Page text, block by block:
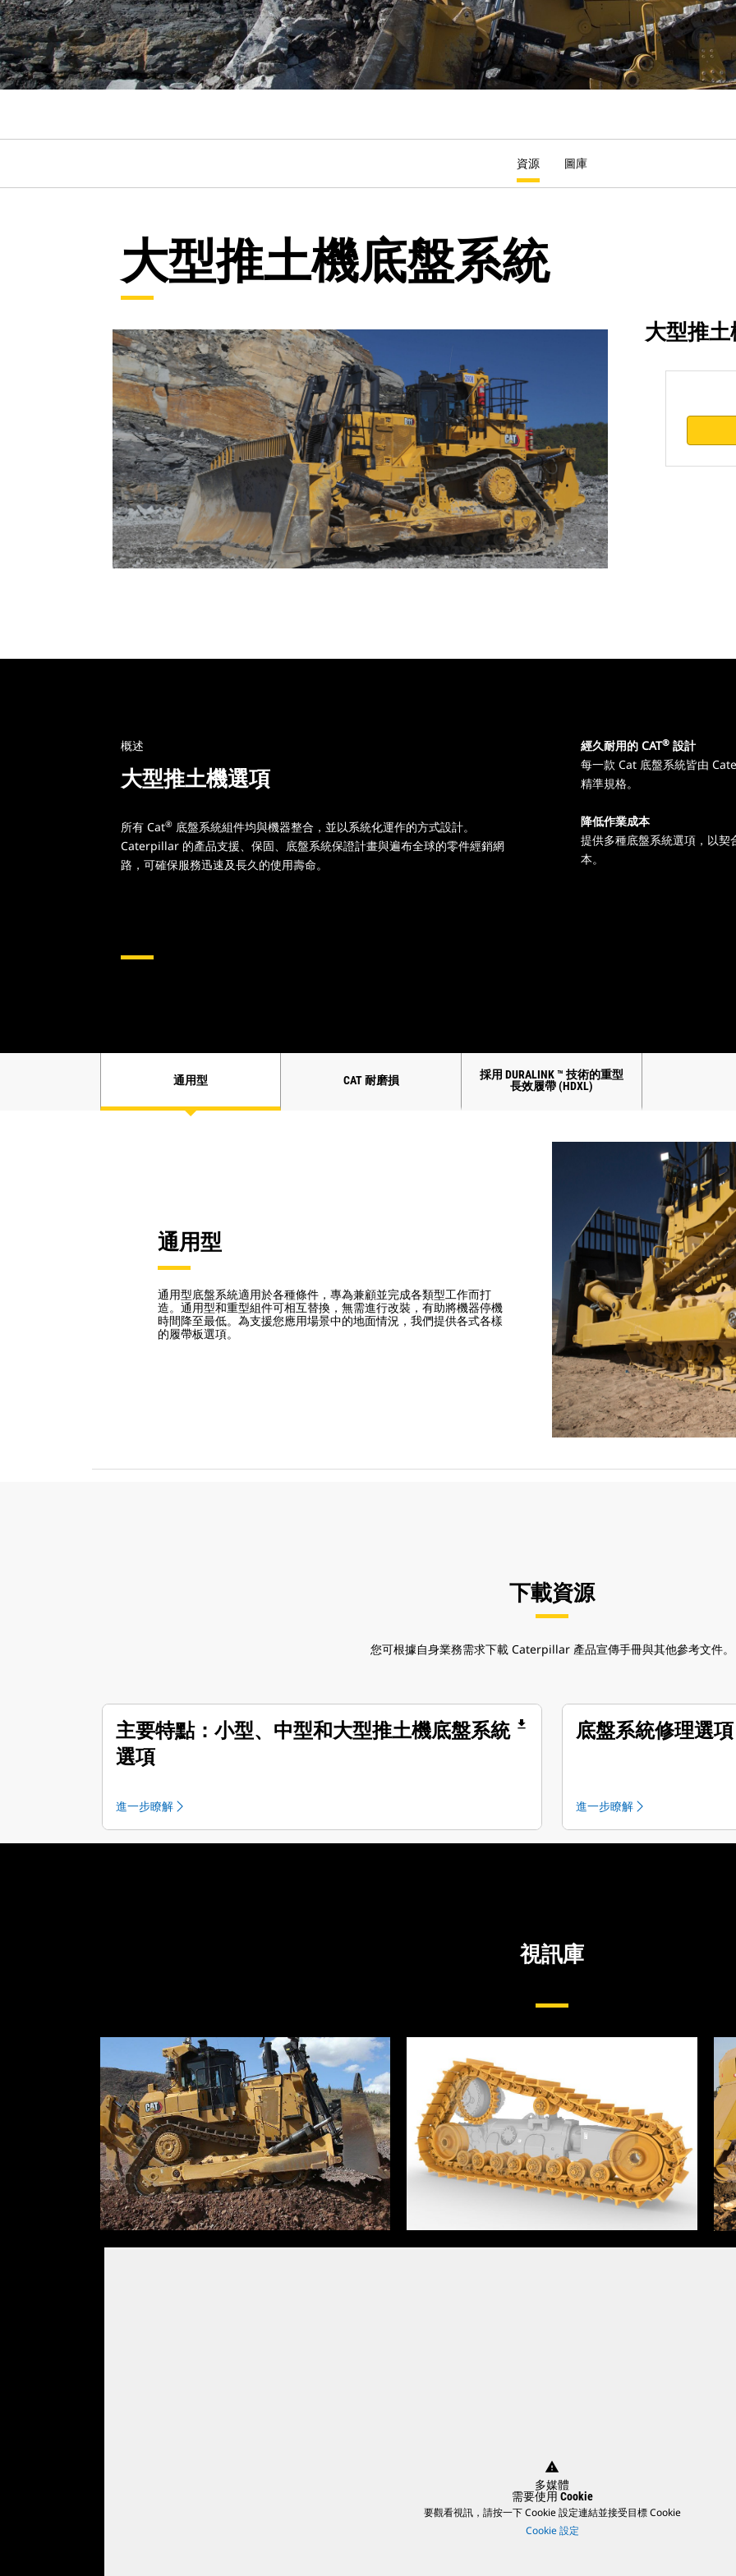
資源 圖庫
大型推土機底盤系統
大型推
概述
大型推土機選項
所有 Cat® 底盤系統組件均與機器整合，並以系統化運作的方式設計。
Caterpillar 的產品支援、保固、底盤系統保證計畫與遍布全球的零件經銷網
路，可確保服務迅速及長久的使用壽命。
經久耐用的 CAT® 設計
每一款 Cat 底盤系統皆由
精準規格。
降低作業成本
提供多種底盤系統選項，以
本。
通用型 CAT 耐磨損
採用 DURALINK ™ 技術的重型
長效履帶 (HDXL)
通用型
通用型底盤系統適用於各種條件，專為兼顧並完成各類型工作而打
造。通用型和重型組件可相互替換，無需進行改裝，有助將機器停機
時間降至最低。為支援您應用場景中的地面情況，我們提供各式各樣
的履帶板選項。
下載資源
您可根據自身業務需求下載 Caterpillar 產品宣傳手冊與其他參考文件。
主要特點：小型、中型和大型推土機底盤系統
選項
file_download
進一步瞭解
底盤系統修理選項
進一步瞭解
視訊庫
warning
多媒體
需要使用 Cookie
要觀看視訊，請按一下 Cookie 設定連結並接受目標 Cookie
Cookie 設定